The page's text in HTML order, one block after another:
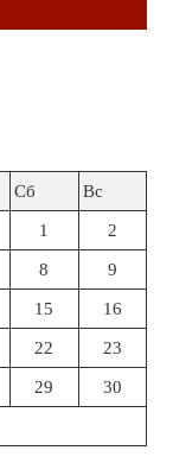
Сб Вс
1 2
8 9
15 16
22 23
29 30